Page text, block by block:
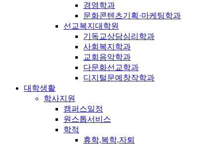
경영학과
문화콘텐츠기획·마케팅학과
선교복지대학원
기독교상담심리학과
사회복지학과
교회음악학과
다문화선교학과
디지털문예창작학과
대학생활
학사지원
캠퍼스일정
원스톱서비스
학적
휴학,복학,자퇴